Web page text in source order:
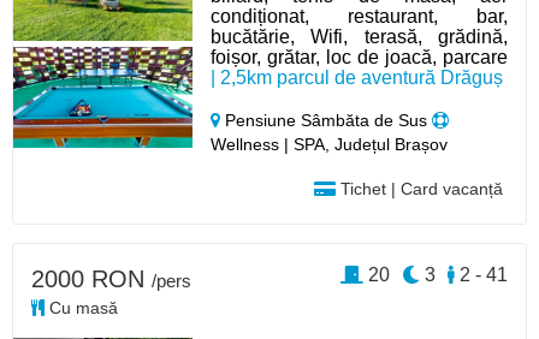
condiționat, restaurant, bar,
bucătărie, Wifi, terasă, grădină,
foișor, grătar, loc de joacă, parcare
| 2,5km parcul de aventură Drăguș
Pensiune Sâmbăta de Sus
Wellness | SPA, Județul Brașov
Tichet | Card vacanță
2000 RON /pers
Cu masă
2 - 41
3
20